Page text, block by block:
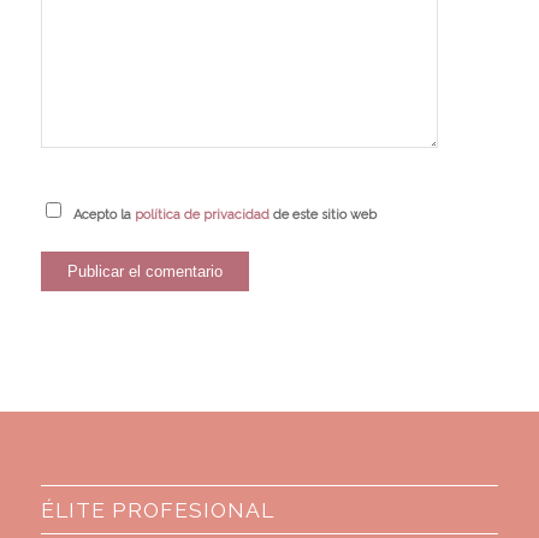
Acepto la política de privacidad de este sitio web
ÉLITE PROFESIONAL